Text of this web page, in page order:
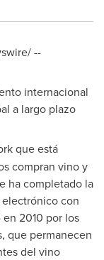
--
internacional
a largo plazo
que está
compran vino y
ha completado la
con
2010 por los
, que permanecen
del vino